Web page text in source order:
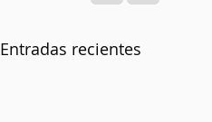
Entradas recientes